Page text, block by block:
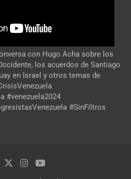
con Hugo Acha sobre los
los acuerdos de Santiago
en Israel y otros temas de
#venezuela2024
#SinFiltros